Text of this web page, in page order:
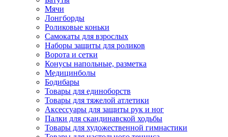
Мячи
Лонгборды
Роликовые коньки
Самокаты для взрослых
Наборы защиты для роликов
Ворота и сетки
Конусы напольные, разметка
Медицинболы
Бодибары
Товары для единоборств
Товары для тяжелой атлетики
Аксессуары для защиты рук и ног
Палки для скандинавской ходьбы
Товары для художественной гимнастики